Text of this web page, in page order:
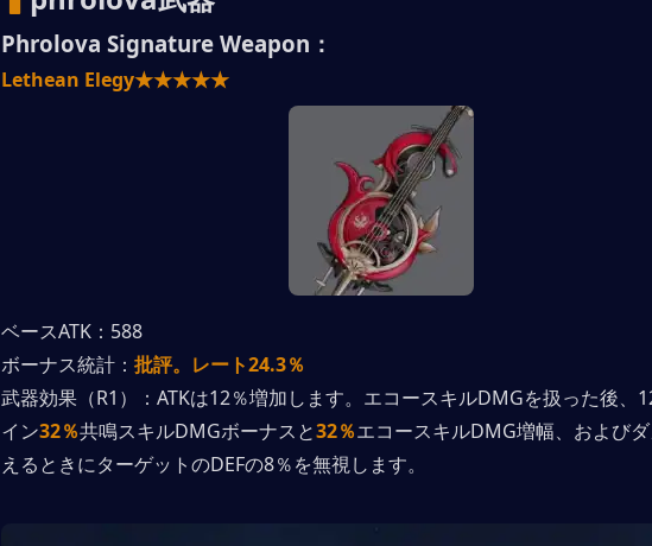
Phrolova Signature Weapon：
Lethean Elegy★★★★★
ベースATK：588
ボーナス統計： 批評。レート24.3％
武器効果（R1）：ATKは12％増加します。エコースキルDMGを扱った後、
イン32％共鳴スキルDMGボーナスと32％エコースキルDMG増幅、および
えるときにターゲットのDEFの8％を無視します。